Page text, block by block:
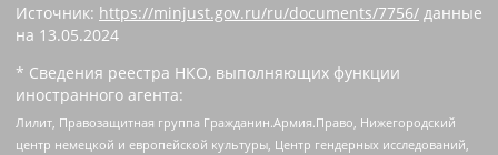
Источник: https://minjust.gov.ru/ru/documents/7756/ данные
на 13.05.2024
* Сведения реестра НКО, выполняющих функции
иностранного агента:
Лилит, Правозащитная группа Гражданин.Армия.Право, Нижегородский
центр немецкой и европейской культуры, Центр гендерных исследований,